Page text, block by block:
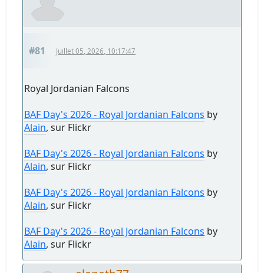
#81 Juillet 05, 2026, 10:17:47
Royal Jordanian Falcons
BAF Day's 2026 - Royal Jordanian Falcons by
Alain, sur Flickr
BAF Day's 2026 - Royal Jordanian Falcons by
Alain, sur Flickr
BAF Day's 2026 - Royal Jordanian Falcons by
Alain, sur Flickr
BAF Day's 2026 - Royal Jordanian Falcons by
Alain, sur Flickr